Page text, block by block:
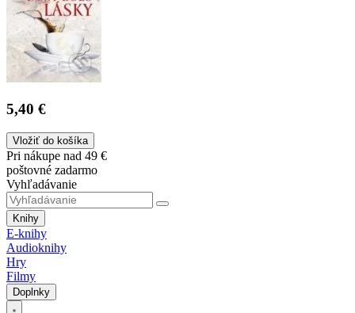
5,40 €
Vložiť do košíka
Pri nákupe nad 49 €
poštovné zadarmo
Vyhľadávanie
Knihy
E-knihy
Audioknihy
Hry
Filmy
Doplnky